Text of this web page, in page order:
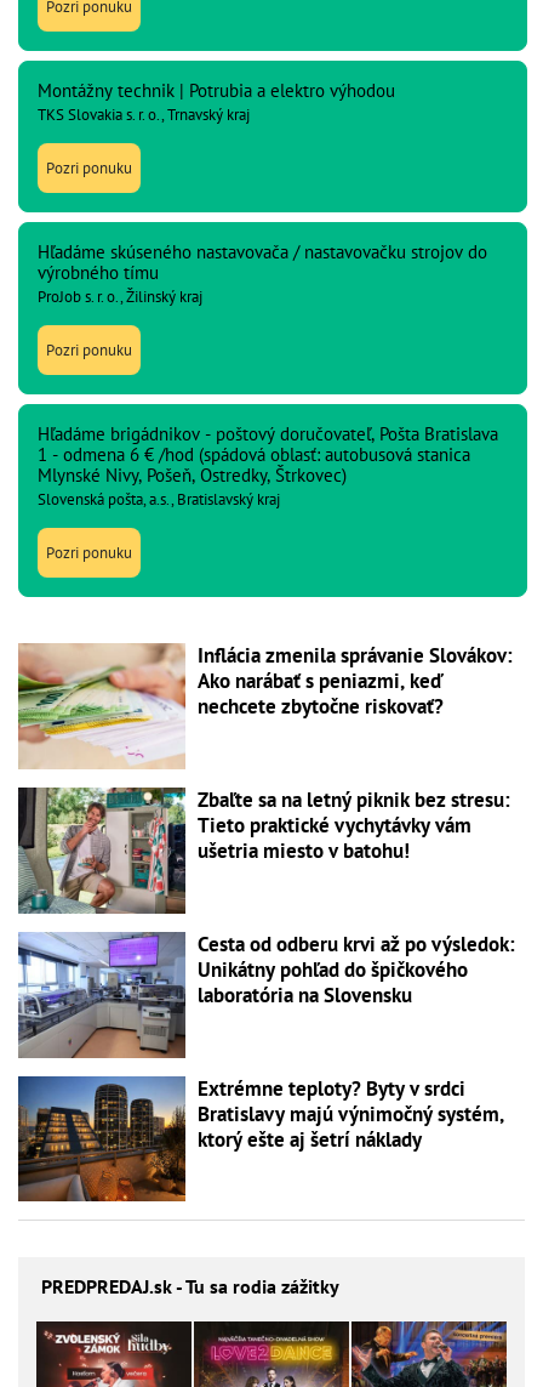
Pozri ponuku
Montážny technik | Potrubia a elektro výhodou
TKS Slovakia s. r. o., Trnavský kraj
Pozri ponuku
Hľadáme skúseného nastavovača / nastavovačku strojov do
výrobného tímu
ProJob s. r. o., Žilinský kraj
Pozri ponuku
Hľadáme brigádnikov - poštový doručovateľ, Pošta Bratislava
1 - odmena 6 € /hod (spádová oblasť: autobusová stanica
Mlynské Nivy, Pošeň, Ostredky, Štrkovec)
Slovenská pošta, a.s., Bratislavský kraj
Pozri ponuku
Inflácia zmenila správanie Slovákov:
Ako narábať s peniazmi, keď
nechcete zbytočne riskovať?
Zbaľte sa na letný piknik bez stresu:
Tieto praktické vychytávky vám
ušetria miesto v batohu!
Cesta od odberu krvi až po výsledok:
Unikátny pohľad do špičkového
laboratória na Slovensku
Extrémne teploty? Byty v srdci
Bratislavy majú výnimočný systém,
ktorý ešte aj šetrí náklady
PREDPREDAJ.sk - Tu sa rodia zážitky